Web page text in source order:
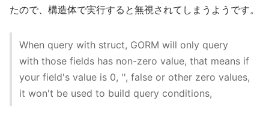
たので、構造体で実行すると無視されてしまうようです。
When query with struct, GORM will only query
with those fields has non-zero value, that means if
your field's value is 0, '', false or other zero values,
it won't be used to build query conditions,